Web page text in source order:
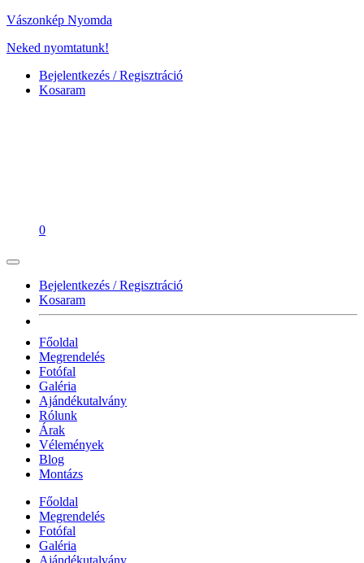
Vászonkép Nyomda
Neked nyomtatunk!
Bejelentkezés / Regisztráció
Kosaram
0
Bejelentkezés / Regisztráció
Kosaram
Főoldal
Megrendelés
Fotófal
Galéria
Ajándékutalvány
Rólunk
Árak
Vélemények
Blog
Montázs
Főoldal
Megrendelés
Fotófal
Galéria
Ajándékutalvány